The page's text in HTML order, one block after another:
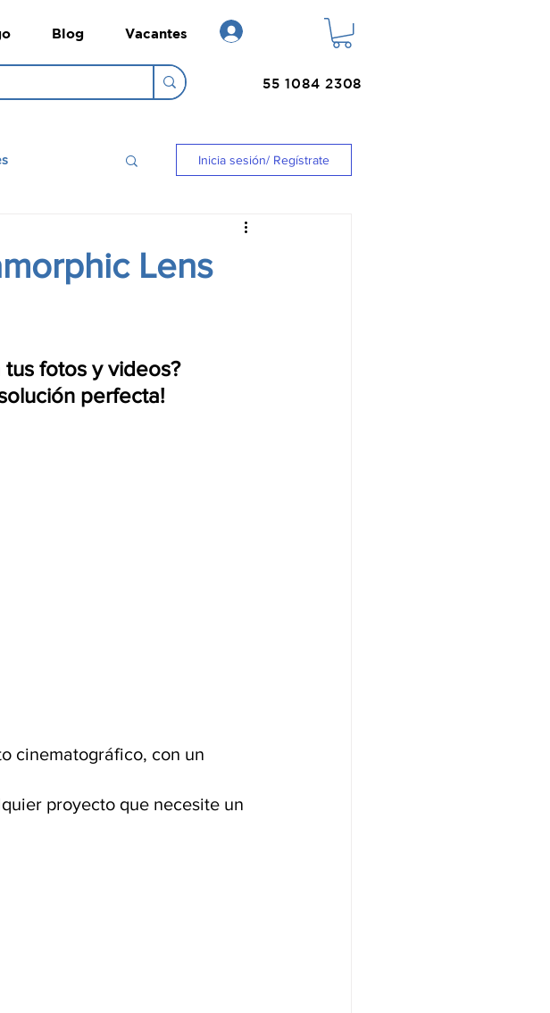
Blog Vacantes
55 1084 2308
Inicia sesión/ Regístrate
Lens
fotos y videos?
perfecta!
cinematográfico, con un
proyecto que necesite un